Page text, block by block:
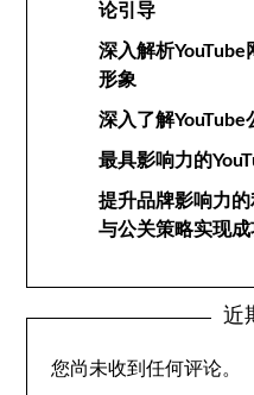
论引导
深入解析
形象
深入了解
最具影响力的
提升品牌影响力
与公关策略实现成
近
您尚未收到任何评论。